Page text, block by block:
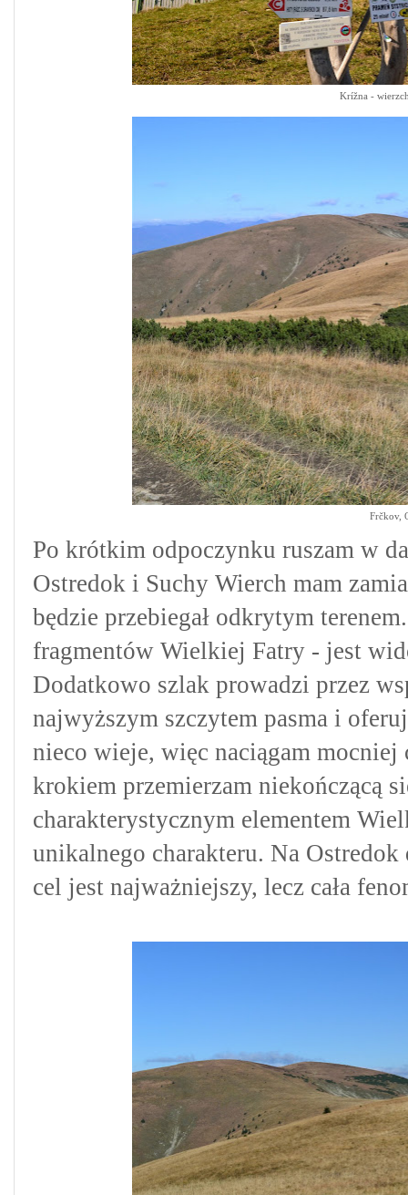
Krížna -
Frčkov,
Po krótkim odpoczynku ruszam w
Ostredok i Suchy Wierch mam
będzie przebiegał odkrytym
fragmentów Wielkiej Fatry - jest
Dodatkowo szlak prowadzi przez
najwyższym szczytem pasma i
nieco wieje, więc naciągam
krokiem przemierzam niekończącą
charakterystycznym elementem
unikalnego charakteru. Na
cel jest najważniejszy, lecz cała